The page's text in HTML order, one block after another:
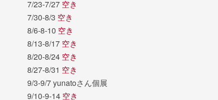
7/23-7/27 空き
7/30-8/3 空き
8/6-8-10 空き
8/13-8/17 空き
8/20-8/24 空き
8/27-8/31 空き
9/3-9/7 yunatoさん個展
9/10-9-14 空き